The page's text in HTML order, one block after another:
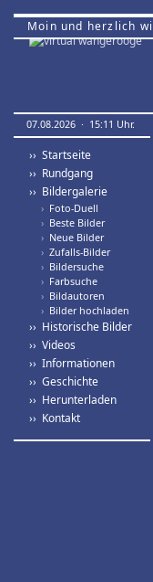
Moin und herzlich
07.08.2026 · 15:11 Uhr.
›› Startseite
›› Rundgang
›› Bildergalerie
› Foto-Duell
› Beste Bilder
› Neue Bilder
› Zufalls-Bilder
› Bildersuche
› Farbsuche
› Bildautoren
› Bilder hochladen
›› Historische Bilder
›› Videos
›› Informationen
›› Geschichte
›› Herunterladen
›› Kontakt